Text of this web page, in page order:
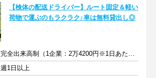
【検体の配送ドライバー】ルート固定＆軽い
荷物で運ぶのもラクラク♪車は無料貸出し◎
完全出来高制（1企業：2万4200円※1日あたり）
週1日以上